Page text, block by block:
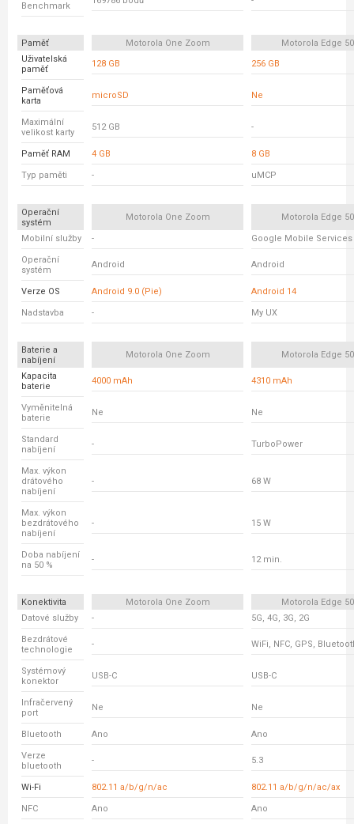
Benchmark
Paměť Motorola One Zoom
Motorola Edge
Uživatelská
paměť
128 GB 256 GB
Paměťová
karta
microSD Ne
Maximální
velikost karty
512 GB -
Paměť RAM 4 GB 8 GB
Typ paměti - uMCP
Operační
systém
Motorola One Zoom Motorola Edge
Mobilní služby - Google Mobile Services
Operační
systém
Android Android
Verze OS Android 9.0 (Pie) Android 14
Nadstavba - My UX
Baterie a
nabíjení
Motorola One Zoom Motorola Edge
Kapacita
baterie
4000 mAh 4310 mAh
Vyměnitelná
baterie
Ne Ne
Standard
nabíjení
- TurboPower
Max. výkon
drátového
nabíjení
- 68 W
Max. výkon
bezdrátového
nabíjení
- 15 W
Doba nabíjení
na 50 %
- 12 min.
Konektivita Motorola One Zoom
Motorola Edge
Datové služby
- 5G, 4G, 3G, 2G
Bezdrátové
technologie
- WiFi, NFC, GPS,
Systémový
konektor
USB-C USB-C
Infračervený
port
Ne Ne
Bluetooth Ano Ano
Verze
bluetooth
- 5.3
Wi-Fi 802.11 a/b/g/n/ac 802.11 a/b/g/n/ac/ax
NFC Ano Ano